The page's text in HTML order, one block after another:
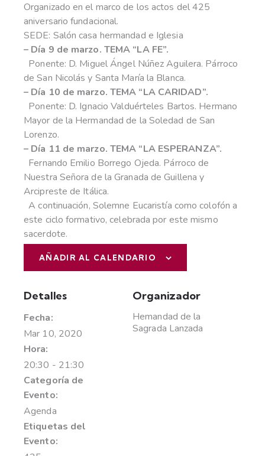
Organizado en el marco de los actos del 425
aniversario fundacional.
SEDE: Salón casa hermandad e Iglesia
– Día 9 de marzo. TEMA “LA FE”.
Ponente: D. Miguel Ángel Núñez Aguilera. Párroco
de San Nicolás y Santa María la Blanca.
– Día 10 de marzo. TEMA “LA CARIDAD”.
Ponente: D. Ignacio Valduérteles Bartos. Hermano
Mayor de la Hermandad de la Soledad de San
Lorenzo.
– Día 11 de marzo. TEMA “LA ESPERANZA”.
Fernando Emilio Borrego Ojeda. Párroco de
Nuestra Señora de la Granada de Guillena y
Arcipreste de Itálica.
A continuación, Solemne Eucaristía como colofón a
este ciclo formativo, celebrada por este mismo
sacerdote.
AÑADIR AL CALENDARIO
Detalles
Fecha:
Mar 10, 2020
Hora:
20:30 - 21:30
Categoría de
Evento:
Agenda
Etiquetas del
Evento:
Organizador
Hemandad de la
Sagrada Lanzada